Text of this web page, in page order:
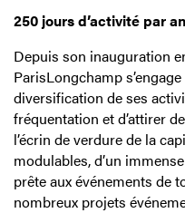
250 jours d’activité par
Depuis son inauguration
ParisLongchamp
diversification de ses
fréquentation et d’attirer
l’écrin de verdure de la
modulables, d’un
prête aux événements de
nombreux projets